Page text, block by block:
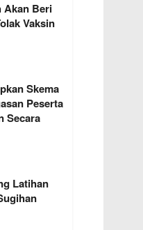
Akan Beri
Vaksin
Skema
Peserta
Secara
Latihan